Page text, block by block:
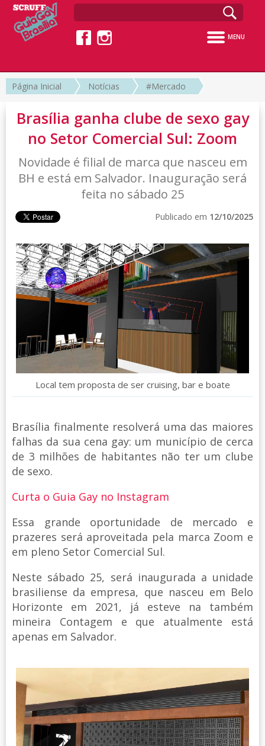
MENU
Página Inicial Notícias #Mercado
Brasília ganha clube de sexo gay
no Setor Comercial Sul: Zoom
Novidade é filial de marca que nasceu em
BH e está em Salvador. Inauguração será
feita no sábado 25
Publicado em 12/10/2025
Local tem proposta de ser cruising, bar e boate
Brasília finalmente resolverá uma das maiores
falhas da sua cena gay: um município de cerca
de 3 milhões de habitantes não ter um clube
de sexo.
Curta o Guia Gay no Instagram
Essa grande oportunidade de mercado e
prazeres será aproveitada pela marca Zoom e
em pleno Setor Comercial Sul.
Neste sábado 25, será inaugurada a unidade
brasiliense da empresa, que nasceu em Belo
Horizonte em 2021, já esteve na também
mineira Contagem e que atualmente está
apenas em Salvador.